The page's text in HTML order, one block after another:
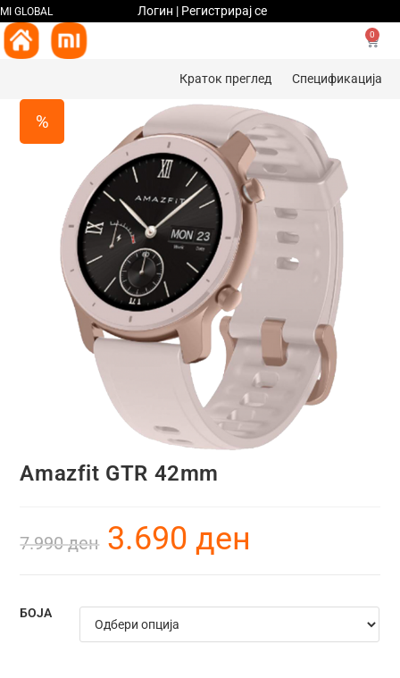
MI GLOBAL Логин | Регистрирај се
0
Краток преглед Спецификација
%
Amazfit GTR 42mm
7.990ден 3.690ден
БОЈА